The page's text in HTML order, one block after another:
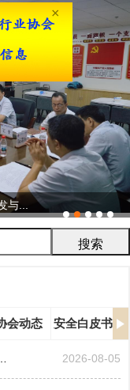
与...
会动态 安全白皮书
位人员挂靠、临时凑岗、... 2026-08-05
×